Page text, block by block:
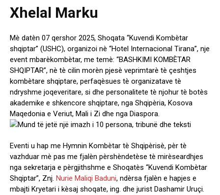
Xhelal Marku
Mè datèn 07 qershor 2025, Shoqata “Kuvendi Kombètar
shqiptar” (USHC), organizoi nè “Hotel Internacional Tirana”, nje
event mbarèkombètar, me temè: “BASHKIMI KOMBÈTAR
SHQIPTAR”, nè tè cilin morèn pjesè veprimtarè tè çeshtjes
kombètare shqiptare, perfaqèsues tè organizatave tè
ndryshme joqeveritare, si dhe personalitete tè njohur tè botès
akademike e shkencore shqiptare, nga Shqipèria, Kosova
Maqedonia e Veriut, Mali i Zi dhe nga Diaspora.
Eventi u hap me Hymnin Kombètar tè Shqipèrisè, pèr tè
vazhduar mè pas me fjalèn pèrshèndetèse tè mirèseardhjes
nga sekretarja e pèrgjithshme e Shoqatès “Kuvendi Kombètar
Shqiptar”, Znj. Nurie Maliqi Baduni, ndèrsa fjalèn e hapjes e
mbajti Kryetari i kèsaj shoqate, ing. dhe jurist Dashamir Uruçi.